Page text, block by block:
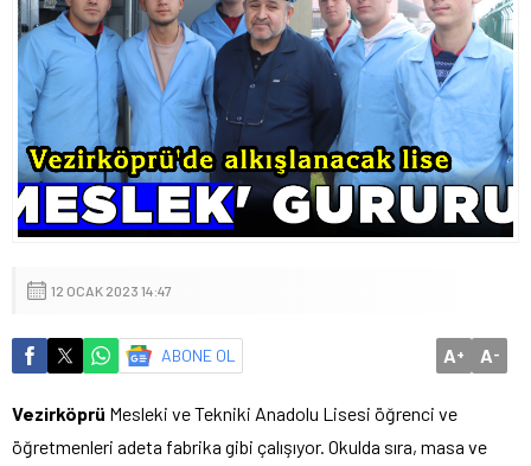
12 OCAK 2023 14:47
ABONE OL A+ A-
Vezirköprü Mesleki ve Tekniki Anadolu Lisesi öğrenci ve
öğretmenleri adeta fabrika gibi çalışıyor. Okulda sıra, masa ve